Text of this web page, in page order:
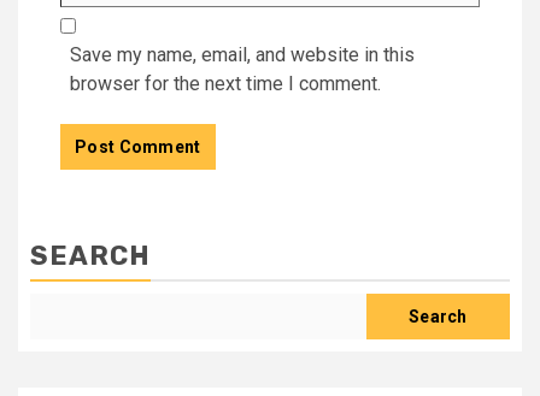
Save my name, email, and website in this
browser for the next time I comment.
SEARCH
Search